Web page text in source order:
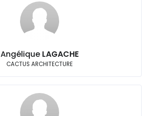
Angélique LAGACHE
CACTUS ARCHITECTURE